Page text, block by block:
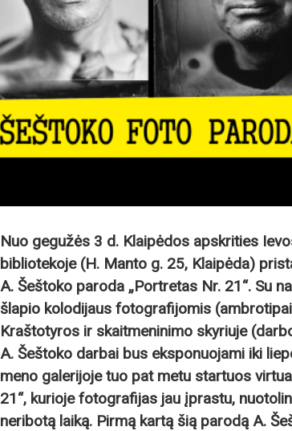
Nuo gegužės 3 d. Klaipėdos apskrities
bibliotekoje (H. Manto g. 25, Klaipėda)
A. Šeštoko paroda „Portretas Nr. 21“. Su
šlapio kolodijaus fotografijomis
Kraštotyros ir skaitmeninimo skyriuje
A. Šeštoko darbai bus eksponuojami iki
meno galerijoje tuo pat metu startuos
21“, kurioje fotografijas jau įprastu,
neribotą laiką. Pirmą kartą šią parodą A.